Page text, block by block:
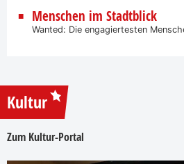
Menschen im Stadtblick
Wanted: Die engagiertesten
Kultur
Zum Kultur-Portal